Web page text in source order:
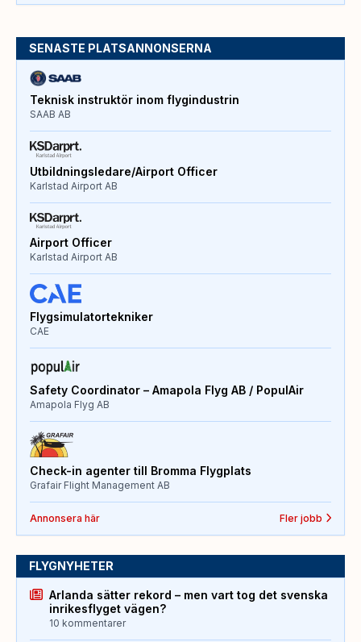
SENASTE PLATSANNONSERNA
Teknisk instruktör inom flygindustrin
SAAB AB
Utbildningsledare/Airport Officer
Karlstad Airport AB
Airport Officer
Karlstad Airport AB
Flygsimulatortekniker
CAE
Safety Coordinator – Amapola Flyg AB / PopulAir
Amapola Flyg AB
Check-in agenter till Bromma Flygplats
Grafair Flight Management AB
Annonsera här Fler jobb
FLYGNYHETER
Arlanda sätter rekord – men vart tog det svenska
inrikesflyget vägen?
10 kommentarer